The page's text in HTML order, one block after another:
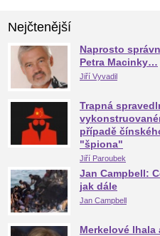
Nejčtenější
Naprosto
Petra Macinky…
Jiří Vyvadil
Trapná
případě
"špiona"
Jiří Paroubek
Jan Campbell:
jak dále
Jan Campbell
Merkelové lhala